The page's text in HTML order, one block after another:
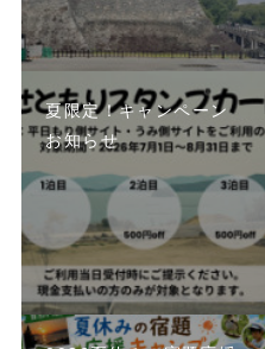
夏限定！キャンペーン
お知らせ